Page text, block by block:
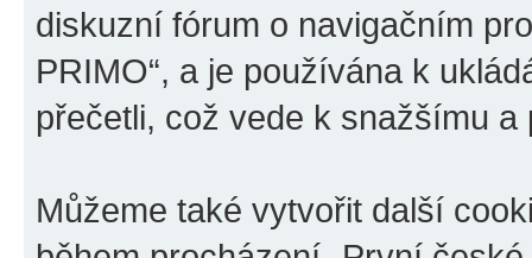
diskuzní fórum o navigačním
PRIMO“, a je používána k
přečetli, což vede k snažšímu
Můžeme také vytvořit další